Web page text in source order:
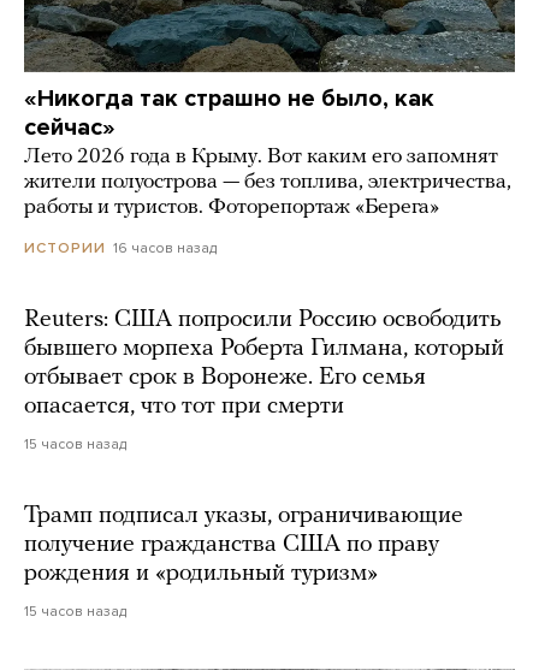
«Никогда так страшно не было, как
сейчас»
Лето 2026 года в Крыму. Вот каким его запомнят
жители полуострова — без топлива, электричества,
работы и туристов. Фоторепортаж «Берега»
ИСТОРИИ 16 часов назад
Reuters: США попросили Россию освободить
бывшего морпеха Роберта Гилмана, который
отбывает срок в Воронеже. Его семья
опасается, что тот при смерти
15 часов назад
Трамп подписал указы, ограничивающие
получение гражданства США по праву
рождения и «родильный туризм»
15 часов назад